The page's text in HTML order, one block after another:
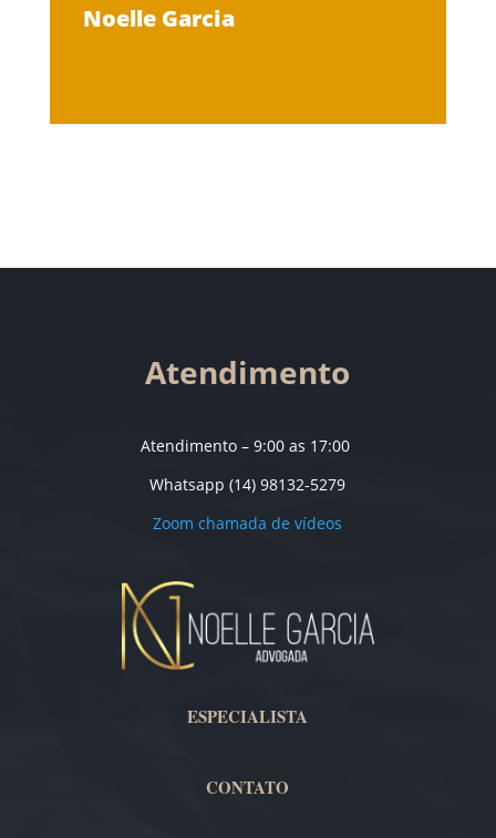
Noelle Garcia
Atendimento
Atendimento – 9:00 as 17:00
Whatsapp (14) 98132-5279
Zoom chamada de vídeos
ESPECIALISTA
CONTATO